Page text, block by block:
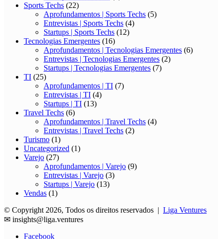
Sports Techs (22)
Aprofundamentos | Sports Techs (5)
Entrevistas | Sports Techs (4)
Startups | Sports Techs (12)
Tecnologias Emergentes (16)
Aprofundamentos | Tecnologias Emergentes (6)
Entrevistas | Tecnologias Emergentes (2)
Startups | Tecnologias Emergentes (7)
TI (25)
Aprofundamentos | TI (7)
Entrevistas | TI (4)
Startups | TI (13)
Travel Techs (6)
Aprofundamentos | Travel Techs (4)
Entrevistas | Travel Techs (2)
Turismo (1)
Uncategorized (1)
Varejo (27)
Aprofundamentos | Varejo (9)
Entrevistas | Varejo (3)
Startups | Varejo (13)
Vendas (1)
© Copyright 2026, Todos os direitos reservados | Liga Ventures
✉ insights@liga.ventures
Facebook